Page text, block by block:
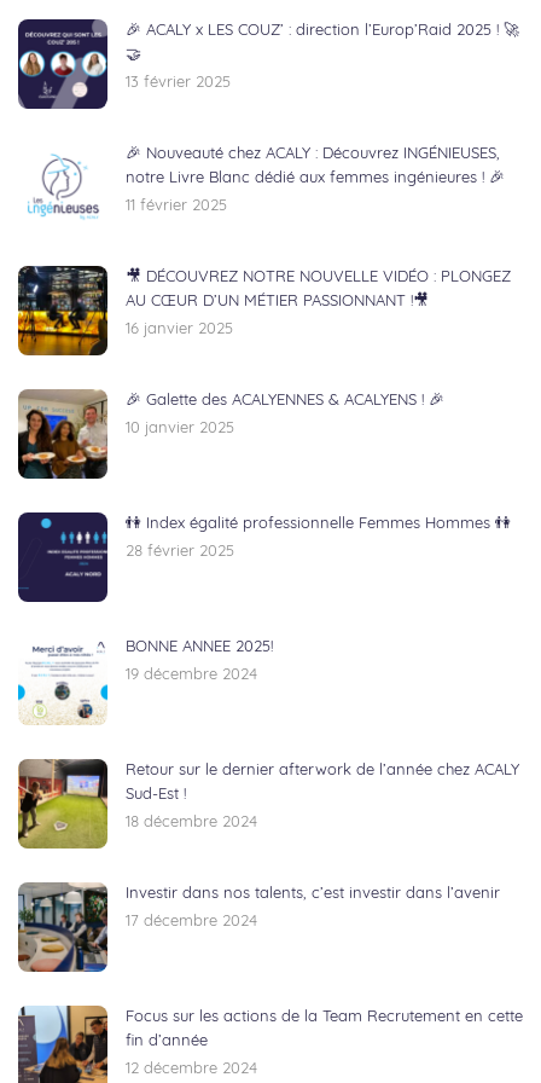
🎉 ACALY x LES COUZ’ : direction l’Europ’Raid 2025 ! 🚀
🤝
13 février 2025
🎉 Nouveauté chez ACALY : Découvrez INGÉNIEUSES,
notre Livre Blanc dédié aux femmes ingénieures ! 🎉
11 février 2025
🎥 DÉCOUVREZ NOTRE NOUVELLE VIDÉO : PLONGEZ
AU CŒUR D’UN MÉTIER PASSIONNANT !🎥
16 janvier 2025
🎉 Galette des ACALYENNES & ACALYENS ! 🎉
10 janvier 2025
👫 Index égalité professionnelle Femmes Hommes 👫
28 février 2025
BONNE ANNEE 2025!
19 décembre 2024
Retour sur le dernier afterwork de l’année chez ACALY
Sud-Est !
18 décembre 2024
Investir dans nos talents, c’est investir dans l’avenir
17 décembre 2024
Focus sur les actions de la Team Recrutement en cette
fin d’année
12 décembre 2024